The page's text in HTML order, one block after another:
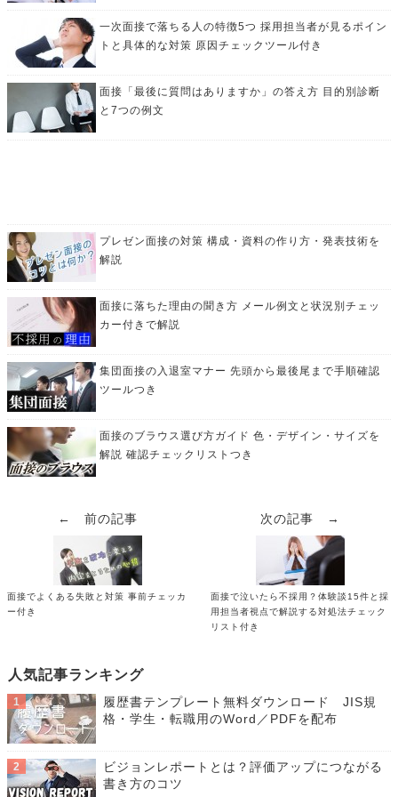
一次面接で落ちる人の特徴5つ 採用担当者が見るポイン
トと具体的な対策 原因チェックツール付き
面接「最後に質問はありますか」の答え方 目的別診断
と7つの例文
プレゼン面接の対策 構成・資料の作り方・発表技術を
解説
面接に落ちた理由の聞き方 メール例文と状況別チェッ
カー付きで解説
集団面接の入退室マナー 先頭から最後尾まで手順確認
ツールつき
面接のブラウス選び方ガイド 色・デザイン・サイズを
解説 確認チェックリストつき
← 前の記事
面接でよくある失敗と対策 事前チェッカ
ー付き
次の記事 →
面接で泣いたら不採用？体験談15件と採
用担当者視点で解説する対処法チェック
リスト付き
人気記事ランキング
履歴書テンプレート無料ダウンロード JIS規
格・学生・転職用のWord／PDFを配布
ビジョンレポートとは？評価アップにつながる
書き方のコツ